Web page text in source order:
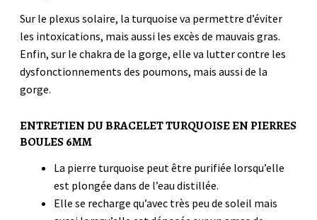
Sur le plexus solaire, la turquoise va permettre d’éviter
les intoxications, mais aussi les excès de mauvais gras.
Enfin, sur le chakra de la gorge, elle va lutter contre les
dysfonctionnements des poumons, mais aussi de la
gorge.
ENTRETIEN DU BRACELET TURQUOISE EN PIERRES
BOULES 6MM
La pierre turquoise peut être purifiée lorsqu’elle
est plongée dans de l’eau distillée.
Elle se recharge qu’avec très peu de soleil mais